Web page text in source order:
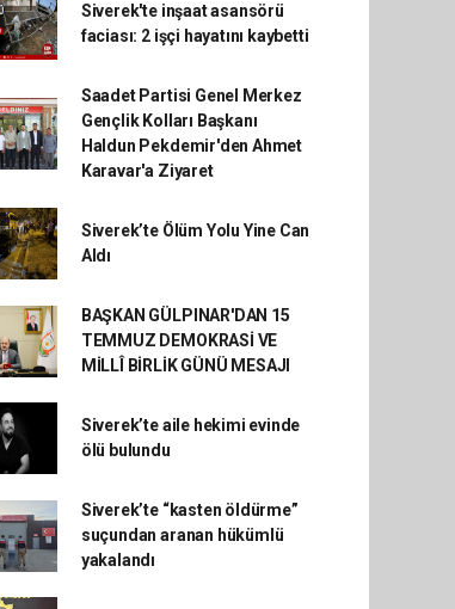
Siverek'te inşaat asansörü
faciası: 2 işçi hayatını kaybetti
Saadet Partisi Genel Merkez
Gençlik Kolları Başkanı
Haldun Pekdemir'den Ahmet
Karavar'a Ziyaret
Siverek’te Ölüm Yolu Yine Can
Aldı
BAŞKAN GÜLPINAR'DAN 15
TEMMUZ DEMOKRASİ VE
MİLLÎ BİRLİK GÜNÜ MESAJI
Siverek’te aile hekimi evinde
ölü bulundu
Siverek’te “kasten öldürme”
suçundan aranan hükümlü
yakalandı